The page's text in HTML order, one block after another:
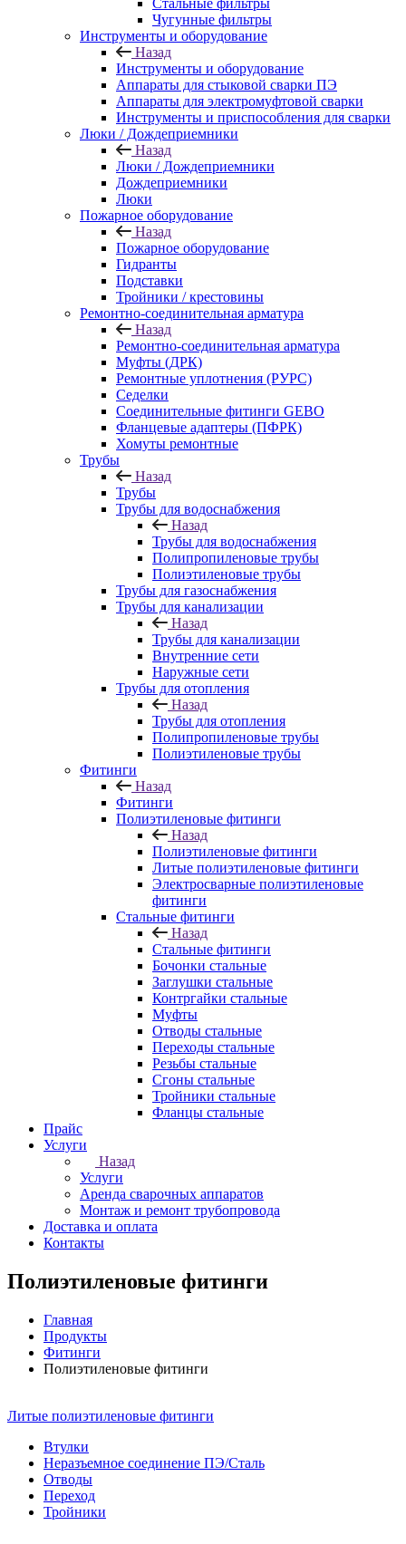
Стальные фильтры
Чугунные фильтры
Инструменты и оборудование
Назад
Инструменты и оборудование
Аппараты для стыковой сварки ПЭ
Аппараты для электромуфтовой сварки
Инструменты и приспособления для сварки
Люки / Дождеприемники
Назад
Люки / Дождеприемники
Дождеприемники
Люки
Пожарное оборудование
Назад
Пожарное оборудование
Гидранты
Подставки
Тройники / крестовины
Ремонтно-соединительная арматура
Назад
Ремонтно-соединительная арматура
Муфты (ДРК)
Ремонтные уплотнения (РУРС)
Седелки
Соединительные фитинги GEBO
Фланцевые адаптеры (ПФРК)
Хомуты ремонтные
Трубы
Назад
Трубы
Трубы для водоснабжения
Назад
Трубы для водоснабжения
Полипропиленовые трубы
Полиэтиленовые трубы
Трубы для газоснабжения
Трубы для канализации
Назад
Трубы для канализации
Внутренние сети
Наружные сети
Трубы для отопления
Назад
Трубы для отопления
Полипропиленовые трубы
Полиэтиленовые трубы
Фитинги
Назад
Фитинги
Полиэтиленовые фитинги
Назад
Полиэтиленовые фитинги
Литые полиэтиленовые фитинги
Электросварные полиэтиленовые
фитинги
Стальные фитинги
Назад
Стальные фитинги
Бочонки стальные
Заглушки стальные
Контргайки стальные
Муфты
Отводы стальные
Переходы стальные
Резьбы стальные
Сгоны стальные
Тройники стальные
Фланцы стальные
Прайс
Услуги
Назад
Услуги
Аренда сварочных аппаратов
Монтаж и ремонт трубопровода
Доставка и оплата
Контакты
Полиэтиленовые фитинги
Главная
Продукты
Фитинги
Полиэтиленовые фитинги
Литые полиэтиленовые фитинги
Втулки
Неразъемное соединение ПЭ/Сталь
Отводы
Переход
Тройники